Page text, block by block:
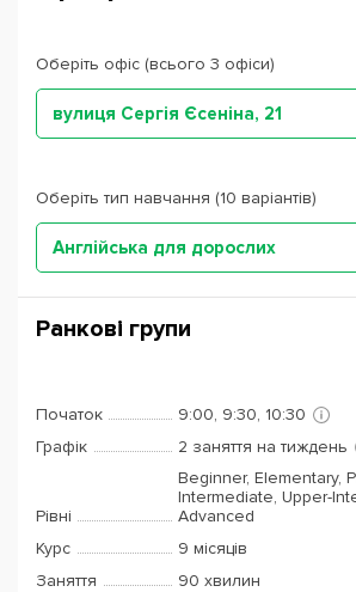
Оберіть офіс (всього 3 офіси)
вулиця Сергія Єсеніна, 21
Оберіть тип навчання (10 варіантів)
Англійська для дорослих
Ранкові групи
Початок
9:00, 9:30, 10:30
Графік
2 заняття на тиждень
Рівні
Beginner, Elementary,
Intermediate, Upper-
Advanced
Курс
9 місяців
Заняття
90 хвилин